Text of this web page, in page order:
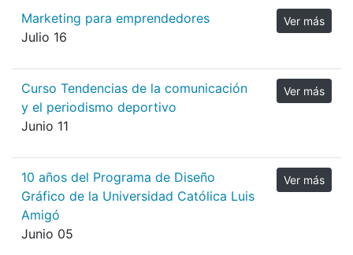
Marketing para emprendedores
Julio 16
Ver más
Curso Tendencias de la comunicación
y el periodismo deportivo
Junio 11
Ver más
10 años del Programa de Diseño
Gráfico de la Universidad Católica Luis
Amigó
Junio 05
Ver más